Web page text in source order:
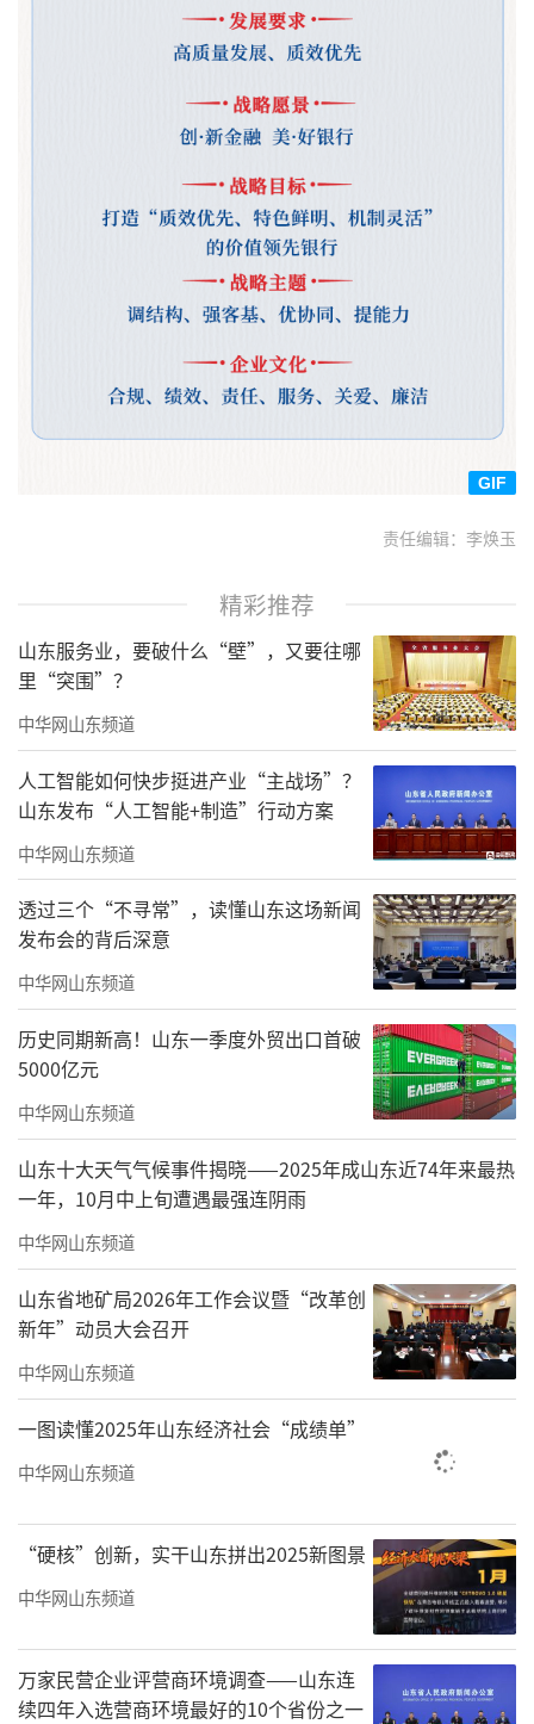
责任编辑：李焕玉
精彩推荐
山东服务业，要破什么“壁”，又要往哪
里“突围”？
中华网山东频道
人工智能如何快步挺进产业“主战场”？
山东发布“人工智能+制造”行动方案
中华网山东频道
透过三个“不寻常”，读懂山东这场新闻
发布会的背后深意
中华网山东频道
历史同期新高！山东一季度外贸出口首破
5000亿元
中华网山东频道
山东十大天气气候事件揭晓——2025年成山东近74年来最热
一年，10月中上旬遭遇最强连阴雨
中华网山东频道
山东省地矿局2026年工作会议暨“改革创
新年”动员大会召开
中华网山东频道
一图读懂2025年山东经济社会“成绩单”
中华网山东频道
“硬核”创新，实干山东拼出2025新图景
中华网山东频道
万家民营企业评营商环境调查——山东连
续四年入选营商环境最好的10个省份之一